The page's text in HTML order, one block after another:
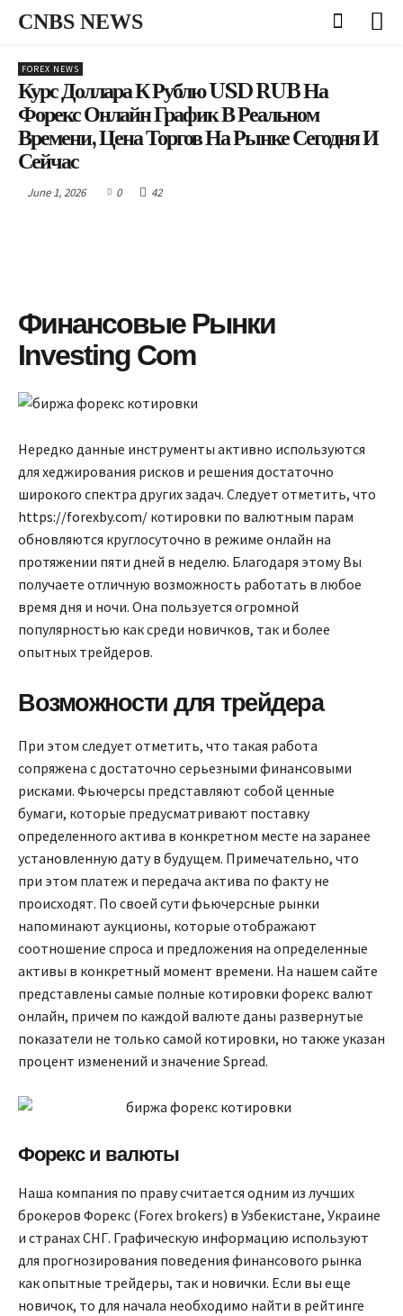
CNBS NEWS
FOREX NEWS
Курс Доллара К Рублю USD RUB На
Форекс Онлайн График В Реальном
Времени, Цена Торгов На Рынке Сегодня И
Сейчас
June 1, 2026 0 42
Финансовые Рынки
Investing Com
Нередко данные инструменты активно используются
для хеджирования рисков и решения достаточно
широкого спектра других задач. Следует отметить, что
https://forexby.com/ котировки по валютным парам
обновляются круглосуточно в режиме онлайн на
протяжении пяти дней в неделю. Благодаря этому Вы
получаете отличную возможность работать в любое
время дня и ночи. Она пользуется огромной
популярностью как среди новичков, так и более
опытных трейдеров.
Возможности для трейдера
При этом следует отметить, что такая работа
сопряжена с достаточно серьезными финансовыми
рисками. Фьючерсы представляют собой ценные
бумаги, которые предусматривают поставку
определенного актива в конкретном месте на заранее
установленную дату в будущем. Примечательно, что
при этом платеж и передача актива по факту не
происходят. По своей сути фьючерсные рынки
напоминают аукционы, которые отображают
соотношение спроса и предложения на определенные
активы в конкретный момент времени. На нашем сайте
представлены самые полные котировки форекс валют
онлайн, причем по каждой валюте даны развернутые
показатели не только самой котировки, но также указан
процент изменений и значение Spread.
Форекс и валюты
Наша компания по праву считается одним из лучших
брокеров Форекс (Forex brokers) в Узбекистане, Украине
и странах СНГ. Графическую информацию используют
для прогнозирования поведения финансового рынка
как опытные трейдеры, так и новички. Если вы еще
новичок, то для начала необходимо найти в рейтинге